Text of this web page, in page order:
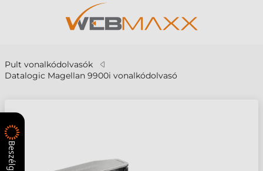
Pult vonalkódolvasók
Datalogic Magellan 9900i vonalkódolvasó